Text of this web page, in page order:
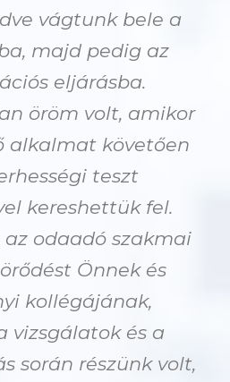
vágtunk bele a
majd pedig az
eljárásba.
öröm volt, amikor
alkalmat követően
teszt
kereshettük fel.
az odaadó szakmai
Önnek és
kollégájának,
vizsgálatok és a
során részünk volt,